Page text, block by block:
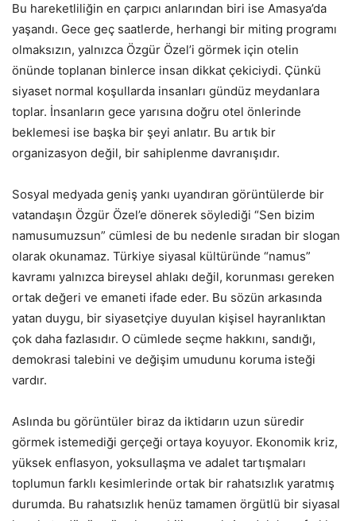
Bu hareketliliğin en çarpıcı anlarından biri ise Amasya’da
yaşandı. Gece geç saatlerde, herhangi bir miting programı
olmaksızın, yalnızca Özgür Özel’i görmek için otelin
önünde toplanan binlerce insan dikkat çekiciydi. Çünkü
siyaset normal koşullarda insanları gündüz meydanlara
toplar. İnsanların gece yarısına doğru otel önlerinde
beklemesi ise başka bir şeyi anlatır. Bu artık bir
organizasyon değil, bir sahiplenme davranışıdır.
Sosyal medyada geniş yankı uyandıran görüntülerde bir
vatandaşın Özgür Özel’e dönerek söylediği “Sen bizim
namusumuzsun” cümlesi de bu nedenle sıradan bir slogan
olarak okunamaz. Türkiye siyasal kültüründe “namus”
kavramı yalnızca bireysel ahlakı değil, korunması gereken
ortak değeri ve emaneti ifade eder. Bu sözün arkasında
yatan duygu, bir siyasetçiye duyulan kişisel hayranlıktan
çok daha fazlasıdır. O cümlede seçme hakkını, sandığı,
demokrasi talebini ve değişim umudunu koruma isteği
vardır.
Aslında bu görüntüler biraz da iktidarın uzun süredir
görmek istemediği gerçeği ortaya koyuyor. Ekonomik kriz,
yüksek enflasyon, yoksullaşma ve adalet tartışmaları
toplumun farklı kesimlerinde ortak bir rahatsızlık yaratmış
durumda. Bu rahatsızlık henüz tamamen örgütlü bir siyasal